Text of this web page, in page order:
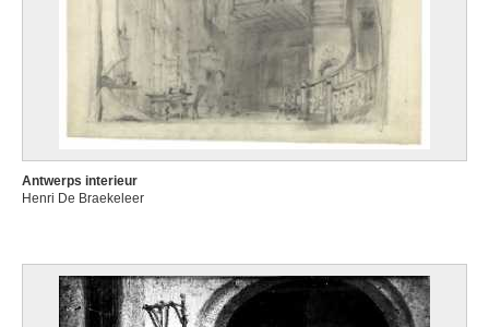
Antwerps interieur
Henri De Braekeleer